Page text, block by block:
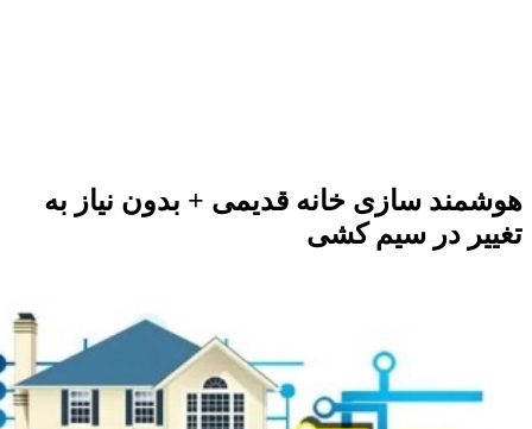
هوشمند سازی خانه قدیمی + بدون نیاز به
تغییر در سیم کشی